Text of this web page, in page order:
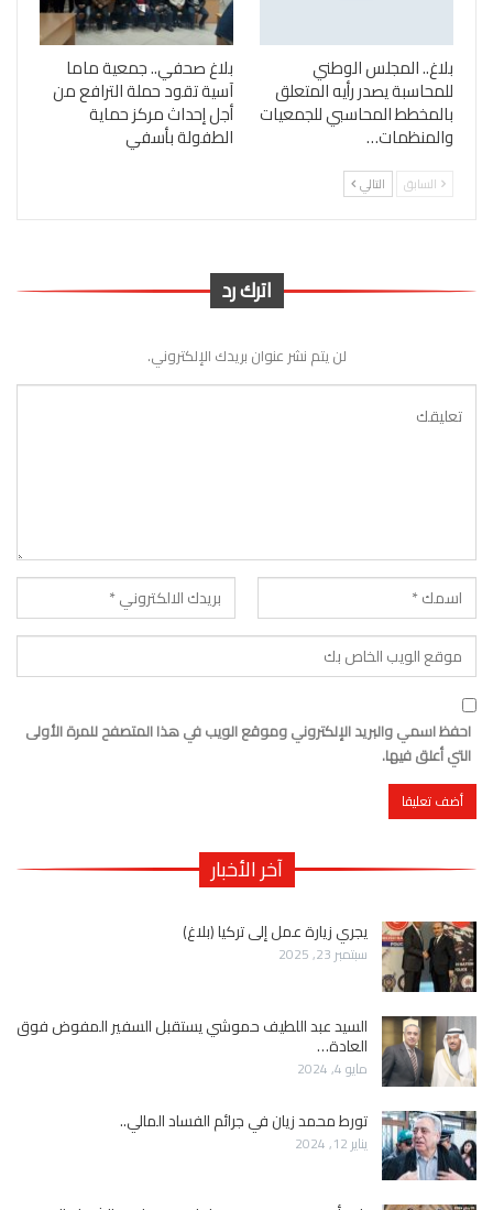
بلاغ.. المجلس الوطني
للمحاسبة يصدر رأيه المتعلق
بالمخطط المحاسبي للجمعيات
والمنظمات…
بلاغ صحفي.. جمعية ماما
آسية تقود حملة الترافع من
أجل إحداث مركز حماية
الطفولة بأسفي
السابق التالي
اترك رد
لن يتم نشر عنوان بريدك الإلكتروني.
احفظ اسمي والبريد الإلكتروني وموقع الويب في هذا المتصفح للمرة الأولى
التي أعلق فيها.
آخر الأخبار
يجري زيارة عمل إلى تركيا (بلاغ)
سبتمبر 23, 2025
السيد عبد اللطيف حموشي يستقبل السفير المفوض فوق
العادة…
مايو 4, 2024
تورط محمد زيان في جرائم الفساد المالي..
يناير 12, 2024